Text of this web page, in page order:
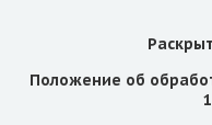
Положение об